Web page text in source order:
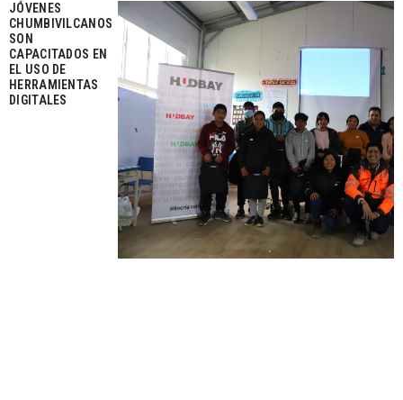
JÓVENES
CHUMBIVILCANOS
SON
CAPACITADOS EN
EL USO DE
HERRAMIENTAS
DIGITALES